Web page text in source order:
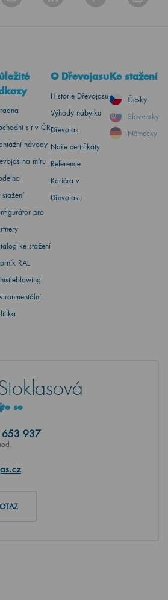
síť v ČR
návody
na míru
stažení
pro
ke stažení
RAL
O Dřevojasu
Historie Dřevojasu
Výhody nábytku
Dřevojas
Naše certifikáty
Reference
Kariéra v
Dřevojasu
Ke stažení
Česky
Slovensky
Německy
se
937